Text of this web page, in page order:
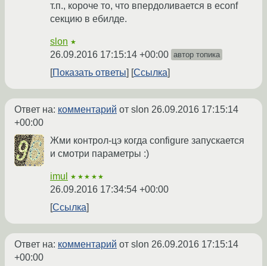
т.п., короче то, что впердоливается в econf
секцию в ебилде.
slon ★
26.09.2016 17:15:14 +00:00 автор топика
Показать ответы Ссылка
Ответ на: комментарий от slon 26.09.2016 17:15:14
+00:00
Жми контрол-цэ когда configure запускается
и смотри параметры :)
imul ★★★★★
26.09.2016 17:34:54 +00:00
Ссылка
Ответ на: комментарий от slon 26.09.2016 17:15:14
+00:00